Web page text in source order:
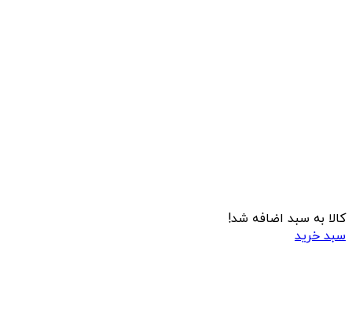
کالا به سبد اضافه شد!
سبد خرید